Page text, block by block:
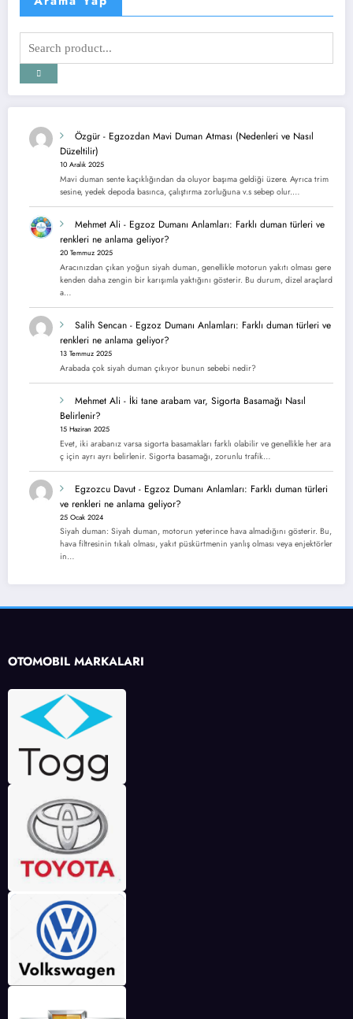
Özgür - Egzozdan Mavi Duman Atması (Nedenleri ve Nasıl
Düzeltilir)
10 Aralık 2025
Mavi duman sente kaçıklığından da oluyor başıma geldiği üzere. Ayrıca trim
sesine, yedek depoda basınca, çalıştırma zorluğuna v.s sebep olur.…
Mehmet Ali - Egzoz Dumanı Anlamları: Farklı duman türleri ve
renkleri ne anlama geliyor?
20 Temmuz 2025
Aracınızdan çıkan yoğun siyah duman, genellikle motorun yakıtı olması gere
kenden daha zengin bir karışımla yaktığını gösterir. Bu durum, dizel araçlard
a…
Salih Sencan - Egzoz Dumanı Anlamları: Farklı duman türleri ve
renkleri ne anlama geliyor?
13 Temmuz 2025
Arabada çok siyah duman çıkıyor bunun sebebi nedir?
Mehmet Ali - İki tane arabam var, Sigorta Basamağı Nasıl
Belirlenir?
15 Haziran 2025
Evet, iki arabanız varsa sigorta basamakları farklı olabilir ve genellikle her ara
ç için ayrı ayrı belirlenir. Sigorta basamağı, zorunlu trafik…
Egzozcu Davut - Egzoz Dumanı Anlamları: Farklı duman türleri
ve renkleri ne anlama geliyor?
25 Ocak 2024
Siyah duman: Siyah duman, motorun yeterince hava almadığını gösterir. Bu,
hava filtresinin tıkalı olması, yakıt püskürtmenin yanlış olması veya enjektörler
in…
OTOMOBİL MARKALARI